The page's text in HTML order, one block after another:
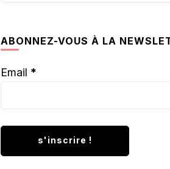
ABONNEZ-VOUS À LA
Email *